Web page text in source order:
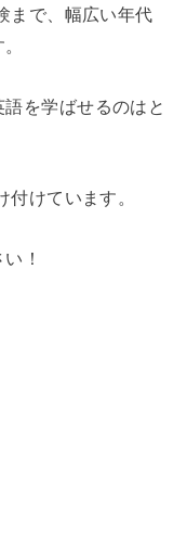
まで、幅広い年代
を学ばせるのはと
けています。
！